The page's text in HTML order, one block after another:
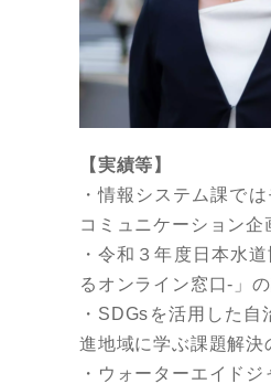
【実績等】
・情報システム課で
コミュニケーション企
・令和３年度日本水
るオンライン窓口-」
・SDGsを活用した
進地域に学ぶ課題解
・ウォーターエイド